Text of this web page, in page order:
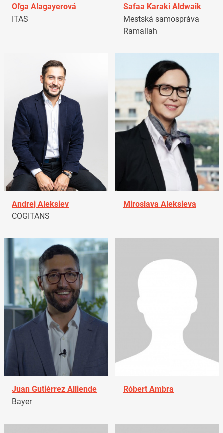
Oľga Alagayerová
ITAS
Safaa Karaki Aldwaik
Mestská samospráva
Ramallah
Andrej Aleksiev
COGITANS
Miroslava Aleksieva
Juan Gutiérrez Alliende
Bayer
Róbert Ambra